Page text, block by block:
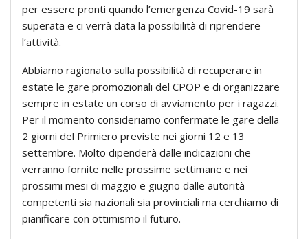
per essere pronti quando l’emergenza Covid-19 sarà
superata e ci verrà data la possibilità di riprendere
l’attività.
Abbiamo ragionato sulla possibilità di recuperare in
estate le gare promozionali del CPOP e di organizzare
sempre in estate un corso di avviamento per i ragazzi.
Per il momento consideriamo confermate le gare della
2 giorni del Primiero previste nei giorni 12 e 13
settembre. Molto dipenderà dalle indicazioni che
verranno fornite nelle prossime settimane e nei
prossimi mesi di maggio e giugno dalle autorità
competenti sia nazionali sia provinciali ma cerchiamo di
pianificare con ottimismo il futuro.